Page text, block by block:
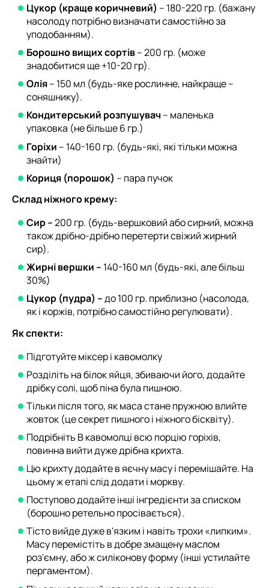
Цукор (краще коричневий) – 180-220 гр. (бажану
насолоду потрібно визначати самостійно за
уподобанням).
Борошно вищих сортів– 200 гр. (може
знадобитися ще +10-20 гр).
Олія– 150 мл (будь-яке рослинне, найкраще –
соняшнику).
Кондитерський розпушувач– маленька
упаковка (не більше 6 гр.)
Горіхи – 140-160 гр. (будь-які, які тільки можна
знайти)
Кориця (порошок) – пара пучок
Склад ніжного крему:
Сир –200 гр. (будь-вершковий або сирний, можна
також дрібно-дрібно перетерти свіжий жирний
сир).
Жирні вершки – 140-160 мл (будь-які, але більш
30%)
Цукор (пудра) –до 100 гр. приблизно (насолода,
як і коржів, потрібно самостійно регулювати).
Як спекти:
Підготуйте міксер і кавомолку
Розділіть на білок яйця, збиваючи його, додайте
дрібку солі, щоб піна була пишною.
Тільки після того, як маса стане пружною влийте
жовток (це секрет пишного і ніжного бісквіту).
Подрібніть В кавомолці всю порцію горіхів,
повинна вийти дуже дрібна крихта.
Цю крихту додайте в яєчну масу і перемішайте. На
цьому ж етапі слід додати і моркву.
Поступово додайте інші інгредієнти за списком
(борошно ретельно просівається).
Тісто вийде дуже в'язким і навіть трохи «липким».
Масу перемістіть в добре змащену маслом
роз'ємну, або ж силіконову форму (інші устилайте
пергаментом).